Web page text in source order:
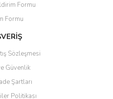
bulunuyor.
pahalı.
Formu
Formu
Sözleşmesi
Güvenlik
Şartları
Politikası